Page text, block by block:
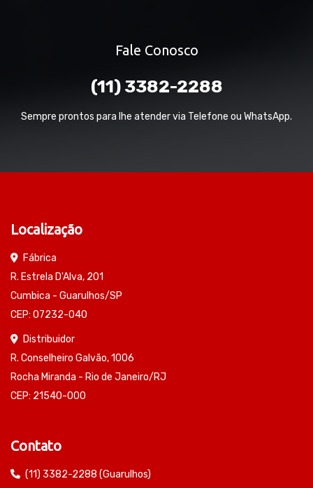
Fale Conosco
(11) 3382-2288
Sempre prontos para lhe atender via Telefone ou WhatsApp.
Localização
Fábrica
R. Estrela D'Alva, 201
Cumbica - Guarulhos/SP
CEP: 07232-040
Distribuidor
R. Conselheiro Galvão, 1006
Rocha Miranda - Rio de Janeiro/RJ
CEP: 21540-000
Contato
(11) 3382-2288 (Guarulhos)